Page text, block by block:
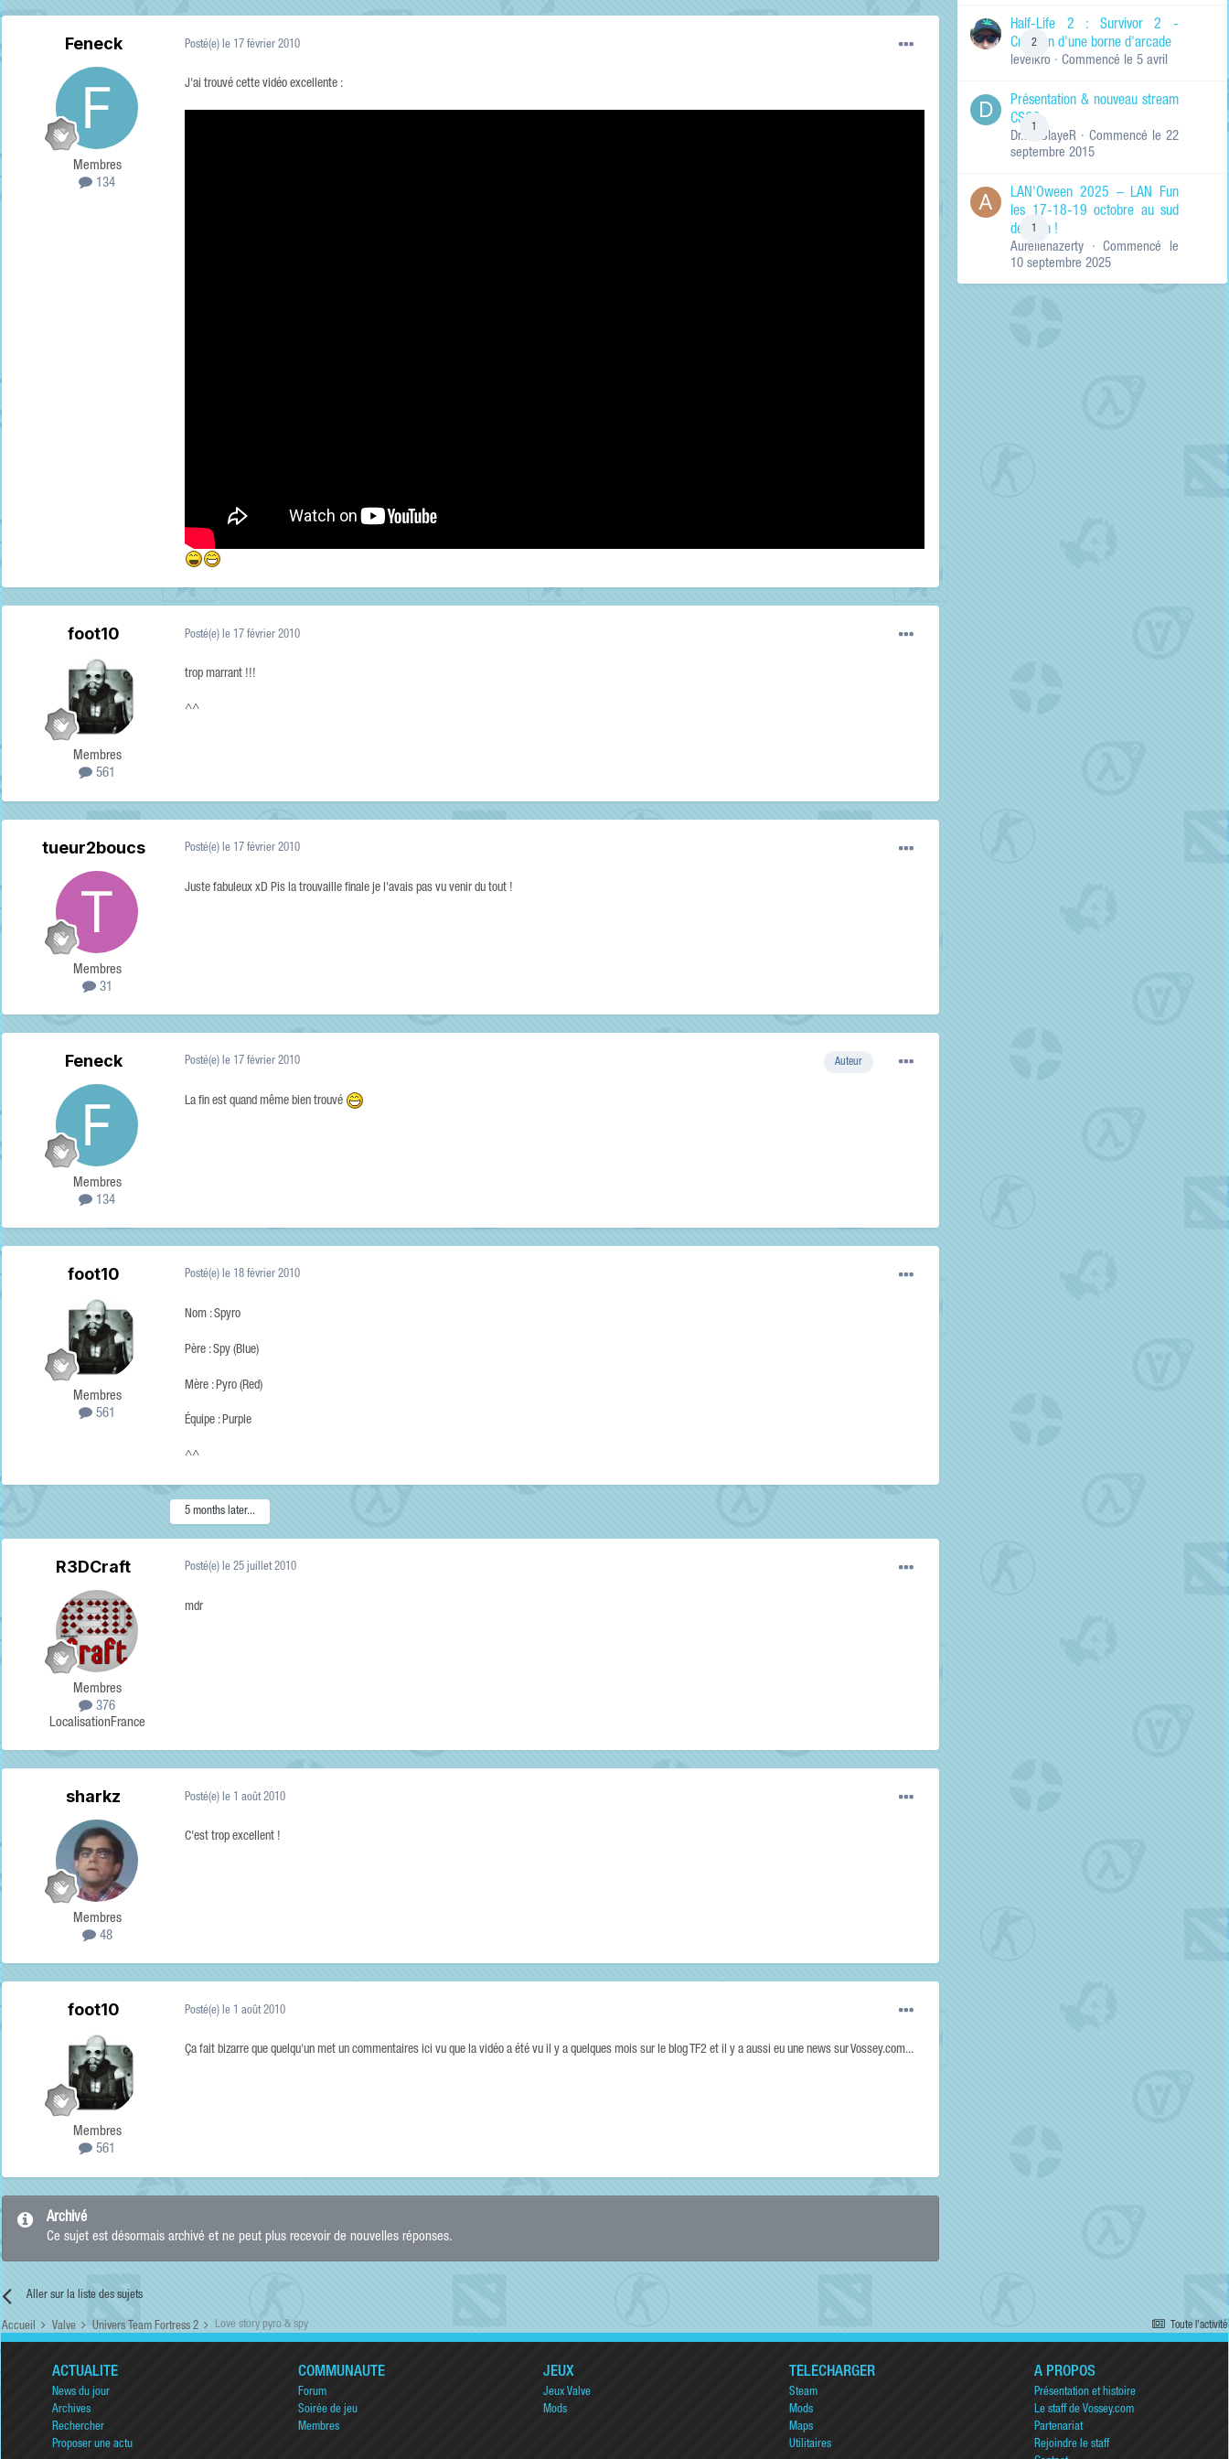
RECHERCHER LES
Titres et corps
Titres des
uniquement
Feneck
Membres
134
Posté(e) le 17 février 2010
J'ai trouvé cette vidéo excellente :
foot10
Membres
561
Posté(e) le 17 février 2010
trop marrant !!!
^^
tueur2boucs
Membres
31
Posté(e) le 17 février 2010
Juste fabuleux xD Pis la trouvaille finale je l'avais pas vu venir du tout !
Feneck
Membres
134
Auteur
Posté(e) le 17 février 2010
La fin est quand même bien trouvé
foot10
Membres
561
Posté(e) le 18 février 2010
Nom : Spyro
Père : Spy (Blue)
Mère : Pyro (Red)
Équipe : Purple
^^
5 months later...
R3DCraft
Membres
376
LocalisationFrance
Posté(e) le 25 juillet 2010
mdr
sharkz
Membres
48
Posté(e) le 1 août 2010
C'est trop excellent !
foot10
Membres
561
Posté(e) le 1 août 2010
Ça fait bizarre que quelqu'un met un commentaires ici vu que la vidéo a été vu il y a quelques mois sur le blog TF2 et il y a aussi eu une news sur Vossey.com...
Archivé
Ce sujet est désormais archivé et ne peut plus recevoir de nouvelles réponses.
Aller sur la liste des sujets
2
Half-Life 2 : Survivor 2 -
Création d'une borne d'arcade
levelkro · Commencé le 5 avril
1
Présentation & nouveau stream
CSGO
Dr.KinSlayeR · Commencé le 22
septembre 2015
1
LAN'Oween 2025 – LAN Fun
les 17-18-19 octobre au sud
de Lyon !
Aurelienazerty · Commencé le
10 septembre 2025
Toute l’activité
Accueil Valve Univers Team Fortress 2 Love story pyro & spy
ACTUALITÉ
News du jour
Archives
Rechercher
Proposer une actu
COMMUNAUTÉ
Forum
Soirée de jeu
Membres
JEUX
Jeux Valve
Mods
TÉLÉCHARGER
Steam
Mods
Maps
Utilitaires
A PROPOS
Présentation et histoire
Le staff de Vossey.com
Partenariat
Rejoindre le staff